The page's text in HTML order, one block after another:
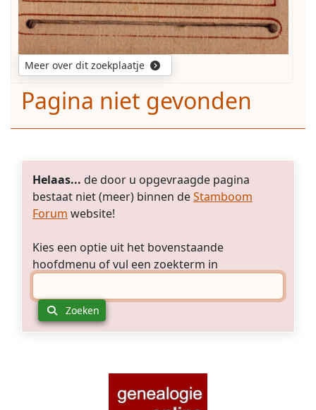
Meer over dit zoekplaatje
Pagina niet gevonden
Helaas... de door u opgevraagde pagina
bestaat niet (meer) binnen deStamboom
Forum website!
Kies een optie uit het bovenstaande
hoofdmenu of vul een zoekterm in
Zoeken